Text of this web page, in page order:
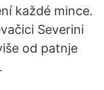
každé mince.
Severini
od patnje